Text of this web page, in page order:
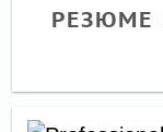
РЕЗЮМЕ